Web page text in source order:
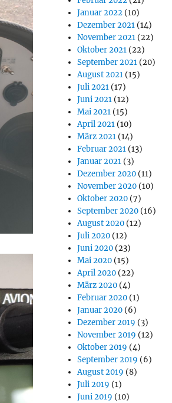
Januar 2022 (10)
Dezember 2021 (14)
November 2021 (22)
Oktober 2021 (22)
September 2021 (20)
August 2021 (15)
Juli 2021 (17)
Juni 2021 (12)
Mai 2021 (15)
April 2021 (10)
März 2021 (14)
Februar 2021 (13)
Januar 2021 (3)
Dezember 2020 (11)
November 2020 (10)
Oktober 2020 (7)
September 2020 (16)
August 2020 (12)
Juli 2020 (12)
Juni 2020 (23)
Mai 2020 (15)
April 2020 (22)
März 2020 (4)
Februar 2020 (1)
Januar 2020 (6)
Dezember 2019 (3)
November 2019 (12)
Oktober 2019 (4)
September 2019 (6)
August 2019 (8)
Juli 2019 (1)
Juni 2019 (10)